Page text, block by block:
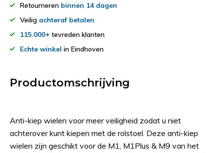
Retourneren binnen 14 dagen
Veilig achteraf betalen
115.000+ tevreden klanten
Echte winkel in Eindhoven
Productomschrijving
Anti-kiep wielen voor meer veiligheid zodat u niet
achterover kunt kiepen met de rolstoel. Deze anti-kiep
wielen zijn geschikt voor de M1, M1Plus & M9 van het